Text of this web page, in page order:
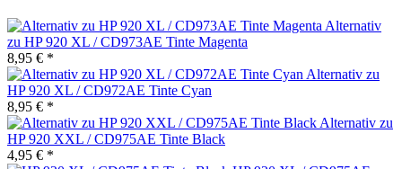
Alternativ
zu HP 920 XL / CD973AE Tinte Magenta
8,95 € *
Alternativ zu
HP 920 XL / CD972AE Tinte Cyan
8,95 € *
Alternativ zu
HP 920 XXL / CD975AE Tinte Black
4,95 € *